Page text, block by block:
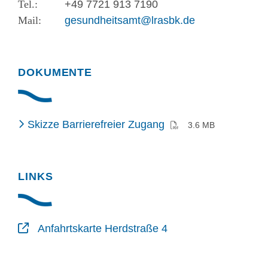
+49 7721 913 7190
gesundheitsamt@lrasbk.de
DOKUMENTE
Skizze Barrierefreier Zugang (PDF)3.6 MB
LINKS
Anfahrtskarte Herdstraße 4